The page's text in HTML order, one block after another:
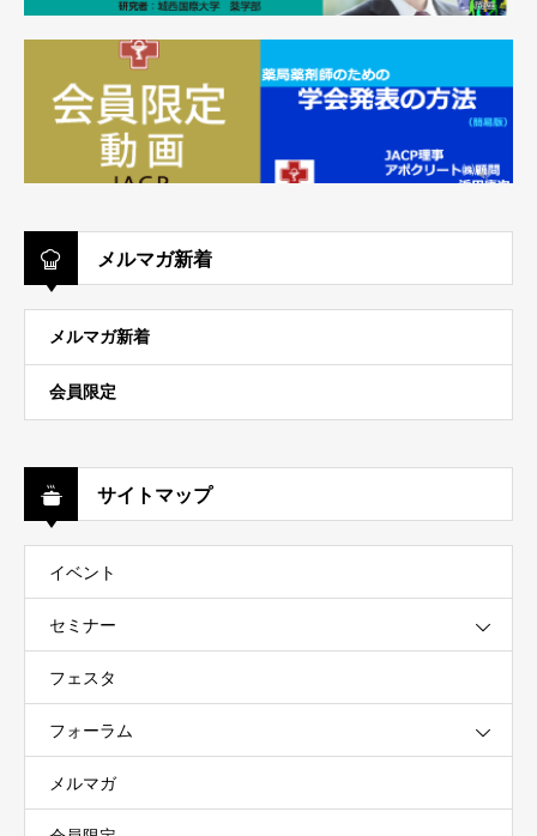
メルマガ新着
メルマガ新着
会員限定
サイトマップ
イベント
セミナー
フェスタ
フォーラム
メルマガ